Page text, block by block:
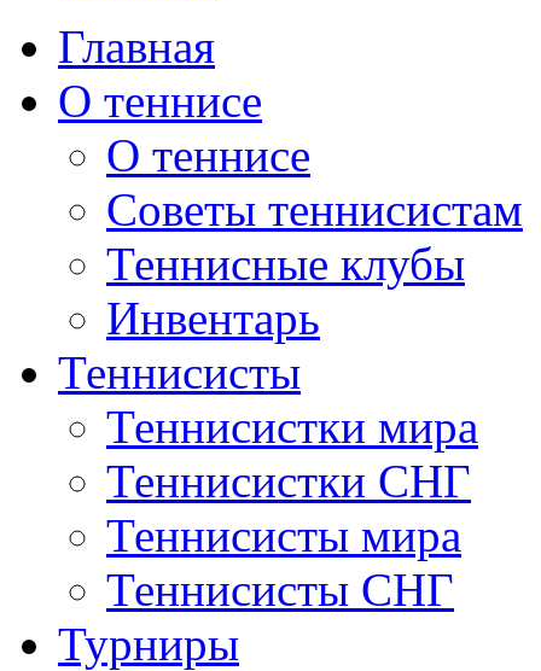
Главная
О теннисе
О теннисе
Советы теннисистам
Теннисные клубы
Инвентарь
Теннисисты
Теннисистки мира
Теннисистки СНГ
Теннисисты мира
Теннисисты СНГ
Турниры